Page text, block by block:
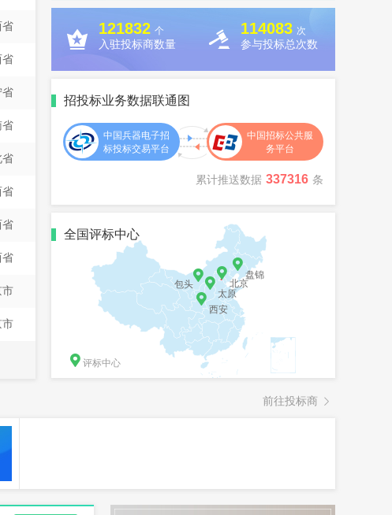
 121832 个
入驻投标商数量  114083 次
参与投标总次数
招投标业务数据联通图
中国兵器电子招
标投标交易平台
中国招标公共服
务平台
累计推送数据 337316 条
全国评标中心

北京

太原

西安

盘锦

包头
 评标中心
前往投标商 